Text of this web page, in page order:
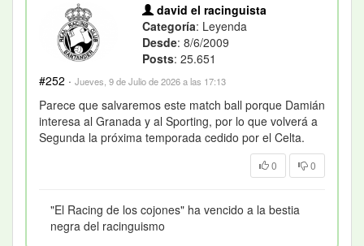
david el racinguista
Categoría: Leyenda
Desde: 8/6/2009
Posts: 25.651
#252 · Jueves, 9 de Julio de 2026 a las 17:13
Parece que salvaremos este match ball porque Damián
interesa al Granada y al Sporting, por lo que volverá a
Segunda la próxima temporada cedido por el Celta.
0 0
"El Racing de los cojones" ha vencido a la bestia
negra del racinguismo